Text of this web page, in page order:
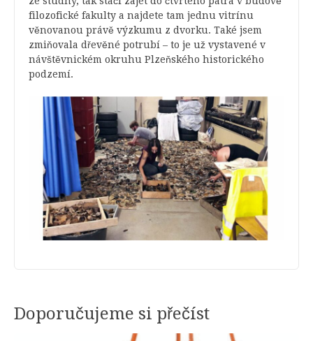
filozofické fakulty a najdete tam jednu vitrínu
věnovanou právě výzkumu z dvorku. Také jsem
zmiňovala dřevěné potrubí – to je už vystavené v
návštěvnickém okruhu Plzeňského historického
podzemí.
Doporučujeme si přečíst